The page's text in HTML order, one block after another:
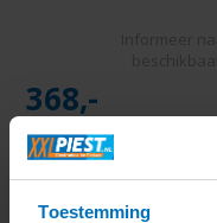
Toestemming
368,-